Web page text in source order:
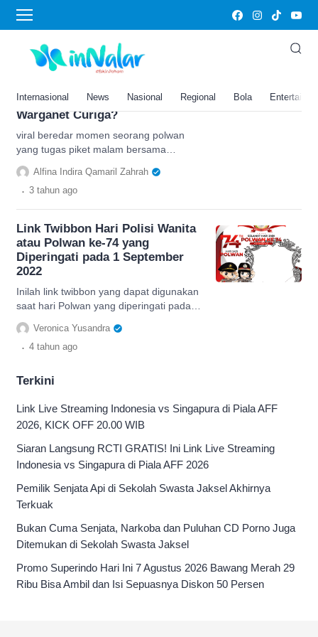
Internasional News Nasional Regional Bola
polwan
Viral Momen Seorang Polwan
yang Tugas Piket Malam
Menjadi Polisi, Malah Bikin
Warganet Curiga?
viral beredar momen seorang polwan
yang tugas piket malam bersama
anaknya yang juga berprofesi Polisi,
bikin warganet curiga?
Alfina Indira Qamaril Zahrah
. 3 tahun ago
Link Twibbon Hari Polisi Wanita
atau Polwan ke-74 yang
Diperingati pada 1 September
2022
Inilah link twibbon yang dapat digunakan
saat hari Polwan yang diperingati pada
tanggal 1 September 2022 yang ke-74
Veronica Yusandra
. 4 tahun ago
Terkini
Link Live Streaming Indonesia vs Singapura di Piala AFF
2026, KICK OFF 20.00 WIB
Siaran Langsung RCTI GRATIS! Ini Link Live Streaming
Indonesia vs Singapura di Piala AFF 2026
Pemilik Senjata Api di Sekolah Swasta Jaksel Akhirnya
Terkuak
Bukan Cuma Senjata, Narkoba dan Puluhan CD Porno Juga
Ditemukan di Sekolah Swasta Jaksel
Promo Superindo Hari Ini 7 Agustus 2026 Bawang Merah 29
Ribu Bisa Ambil dan Isi Sepuasnya Diskon 50 Persen